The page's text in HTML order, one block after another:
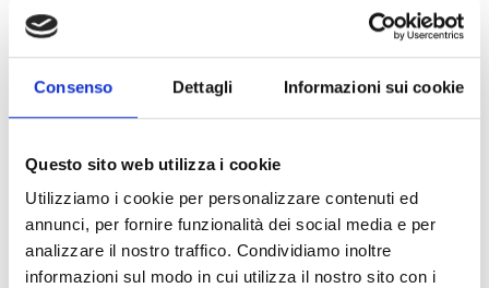
Consenso Dettagli Informazioni sui cookie
Questo sito web utilizza i cookie
Utilizziamo i cookie per personalizzare contenuti ed
annunci, per fornire funzionalità dei social media e per
analizzare il nostro traffico. Condividiamo inoltre
informazioni sul modo in cui utilizza il nostro sito con i
La Dott.ssa Antonelli Anna Maria, medico
oculista, segue i pazienti presso lo studio di
Bologna: qui troverai tutte le tecnologie
moderne necessarie alla cura e alla diagnosi dei
problemi visivi.